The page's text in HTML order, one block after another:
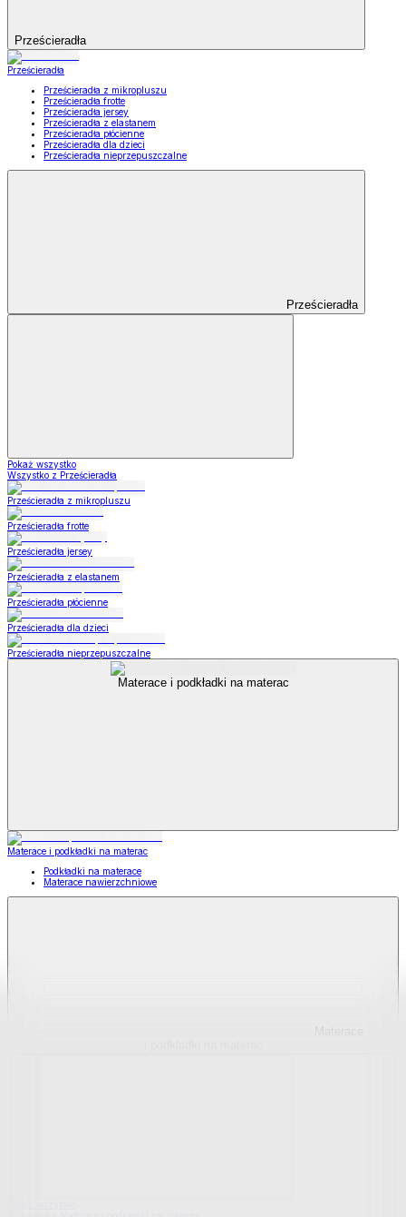
Prześcieradła
Prześcieradła
Prześcieradła z mikropluszu
Prześcieradła frotte
Prześcieradła jersey
Prześcieradła z elastanem
Prześcieradła płócienne
Prześcieradła dla dzieci
Prześcieradła nieprzepuszczalne
Prześcieradła
Pokaż wszystko
Wszystko z Prześcieradła
Prześcieradła z mikropluszu
Prześcieradła frotte
Prześcieradła jersey
Prześcieradła z elastanem
Prześcieradła płócienne
Prześcieradła dla dzieci
Prześcieradła nieprzepuszczalne
Materace i podkładki na materac
Materace i podkładki na materac
Podkładki na materace
Materace nawierzchniowe